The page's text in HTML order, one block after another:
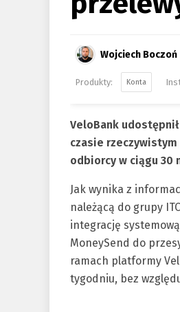
Wojciech Boczoń
Konta
VeloBank
czasie rzeczywistym
odbiorcy w ciągu 30
Jak wynika z
należącą do grupy
integrację
MoneySend do
ramach platformy
tygodniu, bez